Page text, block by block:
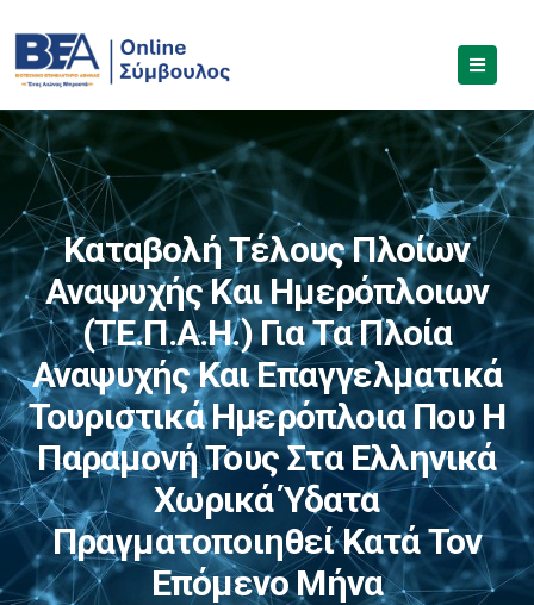
Καταβολή Τέλους Πλοίων
Αναψυχής Και Ημερόπλοιων
(ΤΕ.Π.Α.Η.) Για Τα Πλοία
Αναψυχής Και Επαγγελματικά
Τουριστικά Ημερόπλοια Που Η
Παραμονή Τους Στα Ελληνικά
Χωρικά Ύδατα
Πραγματοποιηθεί Κατά Τον
Επόμενο Μήνα